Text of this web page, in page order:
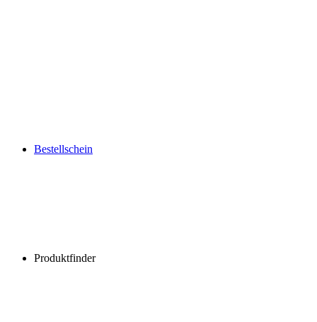
Bestellschein
Produktfinder